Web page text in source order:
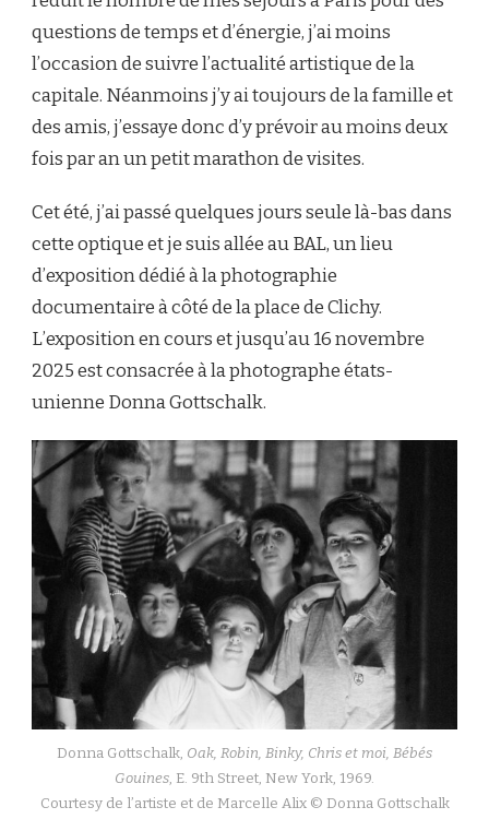
BAL
questions de temps et d’énergie, j’ai moins
l’occasion de suivre l’actualité artistique de la
capitale. Néanmoins j’y ai toujours de la famille et
des amis, j’essaye donc d’y prévoir au moins deux
fois par an un petit marathon de visites.
Cet été, j’ai passé quelques jours seule là-bas dans
cette optique et je suis allée au BAL, un lieu
d’exposition dédié à la photographie
documentaire à côté de la place de Clichy.
L’exposition en cours et jusqu’au 16 novembre
2025 est consacrée à la photographe états-
unienne Donna Gottschalk.
Donna Gottschalk, Oak, Robin, Binky, Chris et moi, Bébés
Gouines, E. 9th Street, New York, 1969.
Courtesy de l’artiste et de Marcelle Alix © Donna Gottschalk